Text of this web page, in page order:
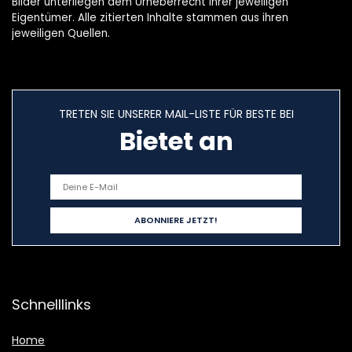
Eigentümer. Alle zitierten Inhalte stammen aus ihren
jeweiligen Quellen.
TRETEN SIE UNSERER MAIL-LISTE FÜR BESTE BEI
Bietet an
Schnelllinks
Home